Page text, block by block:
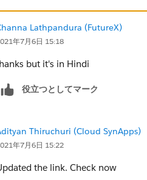
Lathpandura (FutureX)
年7月6日 15:18
but it's in Hindi
役立つとしてマーク
Thiruchuri (Cloud SynApps)
年7月6日 15:22
the link. Check now